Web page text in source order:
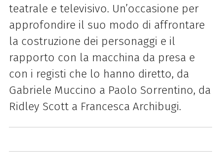
teatrale e televisivo. Un’occasione per
approfondire il suo modo di affrontare
la costruzione dei personaggi e il
rapporto con la macchina da presa e
con i registi che lo hanno diretto, da
Gabriele Muccino a Paolo Sorrentino, da
Ridley Scott a Francesca Archibugi.